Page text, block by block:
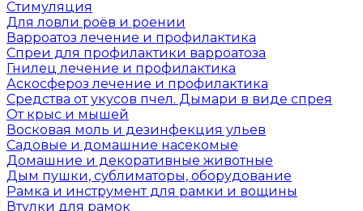
Стимуляция
Для ловли роёв и роении
Варроатоз лечение и профилактика
Спреи для профилактики варроатоза
Гнилец лечение и профилактика
Аскосфероз лечение и профилактика
Средства от укусов пчел. Дымари в виде спрея
От крыс и мышей
Восковая моль и дезинфекция ульев
Садовые и домашние насекомые
Домашние и декоративные животные
Дым пушки, сублиматоры, оборудование
Рамка и инструмент для рамки и вощины
Втулки для рамок